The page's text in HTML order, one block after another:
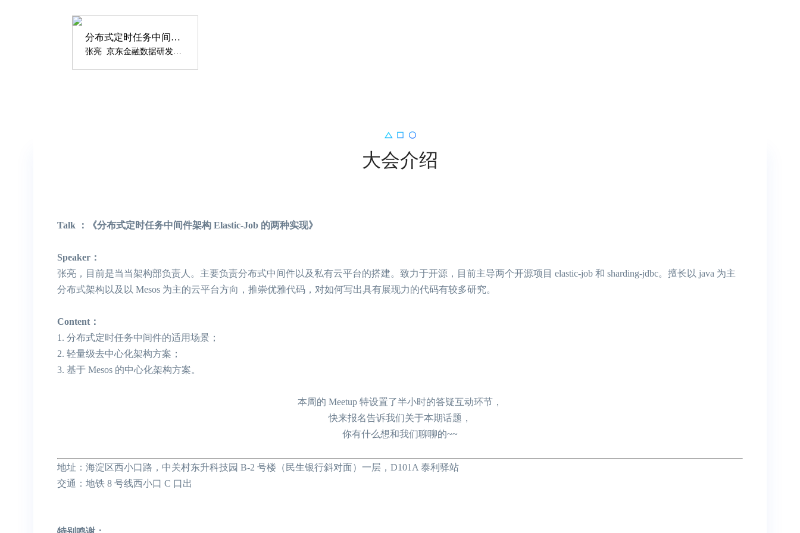
分布式定时任务中间件架构 Elastic-Job 的两种实现
张亮 京东金融数据研发负责人
大会介绍
Talk ：《分布式定时任务中间件架构 Elastic-Job 的两种实现》
Speaker：
张亮，目前是当当架构部负责人。主要负责分布式中间件以及私有云平台的搭建。致力于开源，目前主导两个开源项目 elastic-job 和 sharding-jdbc。擅长以 java 为主
分布式架构以及以 Mesos 为主的云平台方向，推崇优雅代码，对如何写出具有展现力的代码有较多研究。
Content：
1. 分布式定时任务中间件的适用场景；
2. 轻量级去中心化架构方案；
3. 基于 Mesos 的中心化架构方案。
本周的 Meetup 特设置了半小时的答疑互动环节，
快来报名告诉我们关于本期话题，
你有什么想和我们聊聊的~~
地址：海淀区西小口路，中关村东升科技园 B-2 号楼（民生银行斜对面）一层，D101A 泰利驿站
交通：地铁 8 号线西小口 C 口出